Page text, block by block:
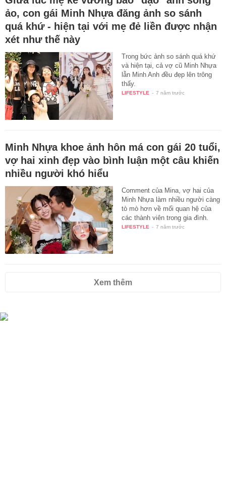
ảo, con gái Minh Nhựa đăng ảnh so sánh
quá khứ - hiện tại với mẹ đẻ liền được nhận
xét như thế này
Trong bức ảnh so sánh quá khứ
và hiện tại, cả vợ cũ Minh Nhựa
lẫn Minh Anh đều đẹp lên trông
thấy.
LIFESTYLE - 7 năm trước
Minh Nhựa khoe ảnh hôn má con gái 20 tuổi,
vợ hai xinh đẹp vào bình luận một câu khiến
nhiều người khó hiểu
Comment của Mina, vợ hai của
Minh Nhựa làm nhiều người càng
tò mò hơn về mối quan hệ của
các thành viên trong gia đình.
LIFESTYLE - 7 năm trước
Xem thêm